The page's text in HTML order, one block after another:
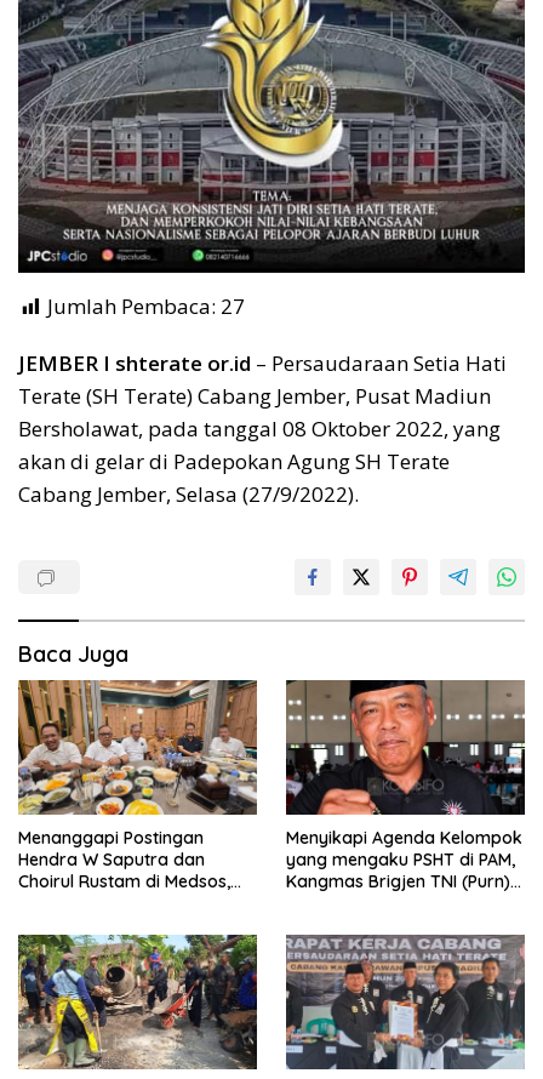
Jumlah Pembaca: 27
JEMBER I shterate or.id – Persaudaraan Setia Hati
Terate (SH Terate) Cabang Jember, Pusat Madiun
Bersholawat, pada tanggal 08 Oktober 2022, yang
akan di gelar di Padepokan Agung SH Terate
Cabang Jember, Selasa (27/9/2022).
Baca Juga
Menanggapi Postingan
Hendra W Saputra dan
Choirul Rustam di Medsos,
Menyikapi Agenda Kelompok
yang mengaku PSHT di PAM,
Kangmas Brigjen TNI (Purn)